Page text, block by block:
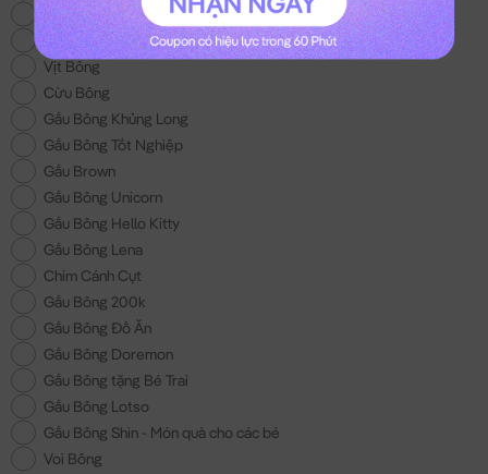
Gấu Bông Stitch
Gấu Bông To
Vịt Bông
Cừu Bông
Gấu Bông Khủng Long
Gấu Bông Tốt Nghiệp
Gấu Brown
Gấu Bông Unicorn
Gấu Bông Hello Kitty
Gấu Bông Lena
Chim Cánh Cụt
Gấu Bông 200k
Gấu Bông Đồ Ăn
Gấu Bông Doremon
Gấu Bông tặng Bé Trai
Gấu Bông Lotso
Gấu Bông Shin - Món quà cho các bé
Voi Bông